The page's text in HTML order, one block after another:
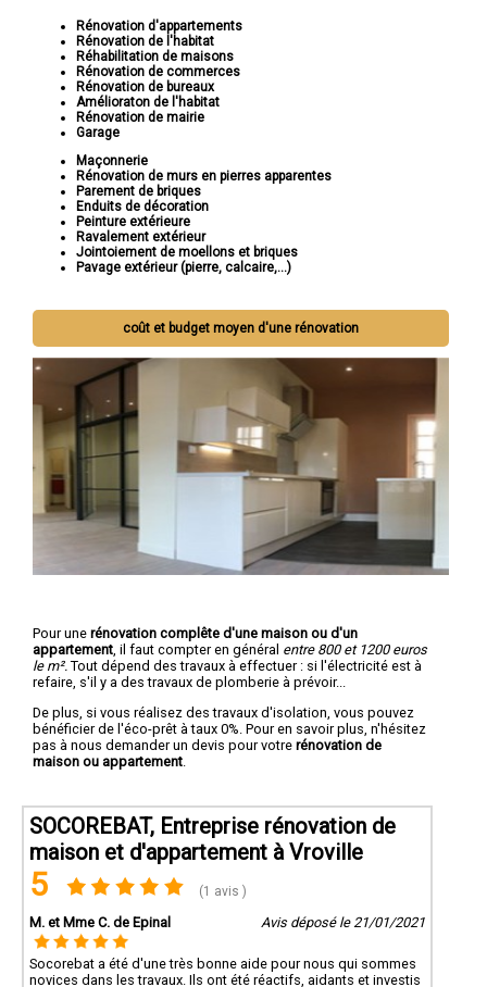
Rénovation d'appartements
Rénovation de l'habitat
Réhabilitation de maisons
Rénovation de commerces
Rénovation de bureaux
Amélioraton de l'habitat
Rénovation de mairie
Garage
Maçonnerie
Rénovation de murs en pierres apparentes
Parement de briques
Enduits de décoration
Peinture extérieure
Ravalement extérieur
Jointoiement de moellons et briques
Pavage extérieur (pierre, calcaire,...)
coût et budget moyen d'une rénovation
Pour une rénovation complête d'une maison ou d'un
appartement , il faut compter en général entre 800 et 1200 euros
le m². Tout dépend des travaux à effectuer : si l'électricité est à
refaire, s'il y a des travaux de plomberie à prévoir...
De plus, si vous réalisez des travaux d'isolation, vous pouvez
bénéficier de l'éco-prêt à taux 0%. Pour en savoir plus, n'hésitez
pas à nous demander un devis pour votre rénovation de
maison ou appartement
SOCOREBAT, Entreprise rénovation de
maison et d'appartement à Vroville
5 (1 avis )
M. et Mme C. de Epinal Avis déposé le 21/01/2021
Socorebat a été d'une très bonne aide pour nous qui sommes
novices dans les travaux. Ils ont été réactifs, aidants et investis